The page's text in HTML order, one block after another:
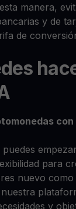
manera,
y de
de
con
puedes
para
nuevo
y